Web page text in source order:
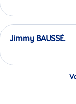
Jimmy BAUSSÉ.